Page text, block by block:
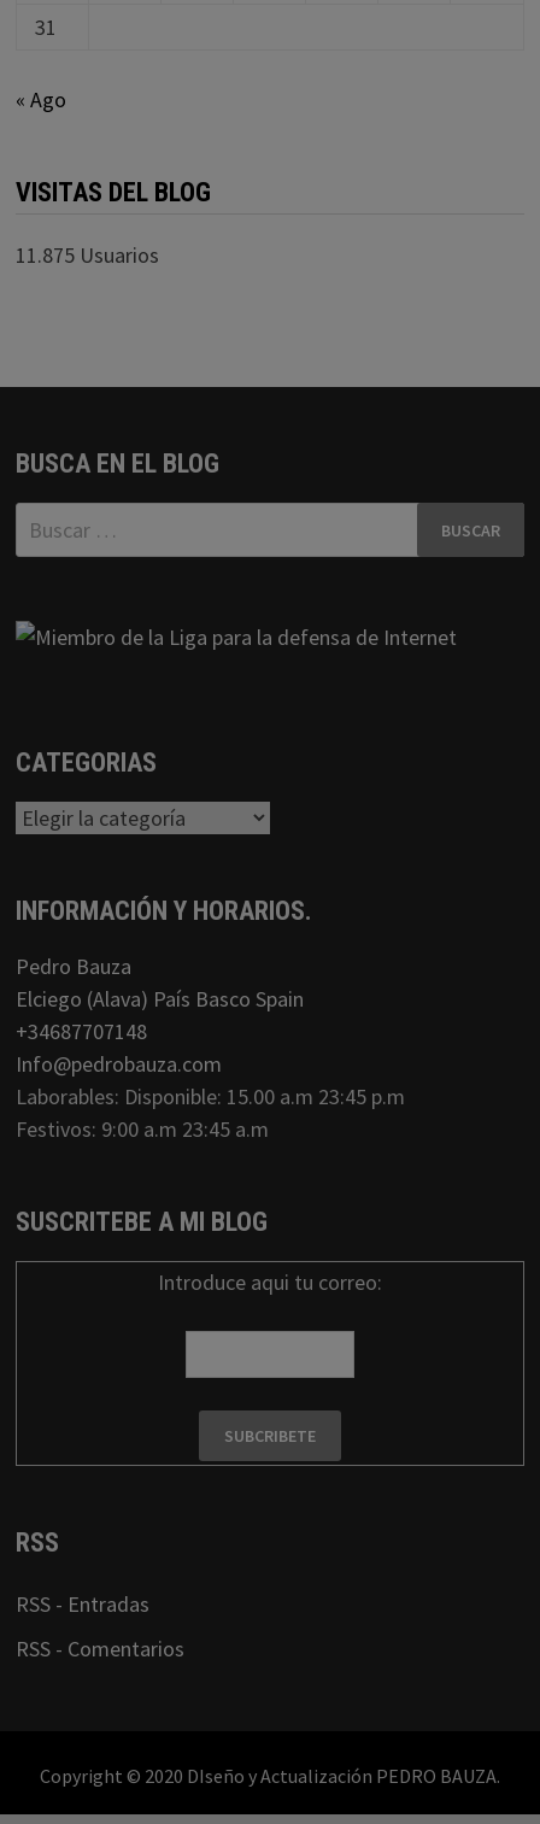
31
« Ago
VISITAS DEL BLOG
11.875 Usuarios
BUSCA EN EL BLOG
Buscar:
CATEGORIAS
Categorias
INFORMACIÓN Y HORARIOS.
Pedro Bauza
Elciego (Alava) País Basco Spain
+34687707148
Info@pedrobauza.com
Laborables: Disponible: 15.00 a.m 23:45 p.m
Festivos: 9:00 a.m 23:45 a.m
SUSCRITEBE A MI BLOG
Introduce aqui tu correo:
RSS
RSS - Entradas
RSS - Comentarios
Copyright © 2020 DIseño y Actualización PEDRO BAUZA.